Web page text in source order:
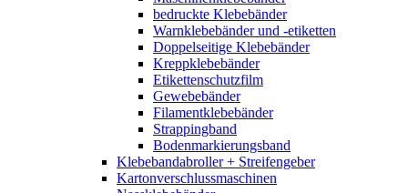
bedruckte Klebebänder
Warnklebebänder und -etiketten
Doppelseitige Klebebänder
Kreppklebebänder
Etikettenschutzfilm
Gewebebänder
Filamentklebebänder
Strappingband
Bodenmarkierungsband
Klebebandabroller + Streifengeber
Kartonverschlussmaschinen